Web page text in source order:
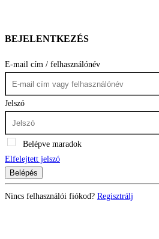
BEJELENTKEZÉS
E-mail cím / felhasználónév
Jelszó
Belépve maradok
Elfelejtett jelszó
Belépés
Nincs felhasználói fiókod? Regisztrálj